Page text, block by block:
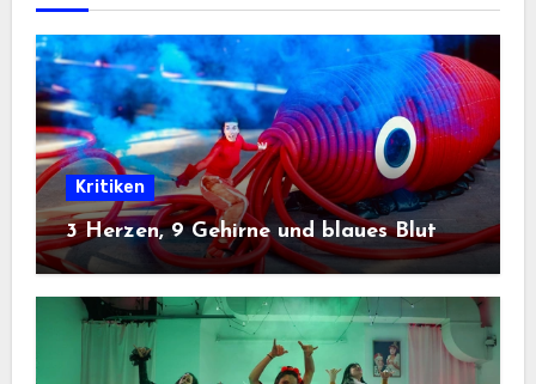
Kritiken
3 Herzen, 9 Gehirne und blaues Blut